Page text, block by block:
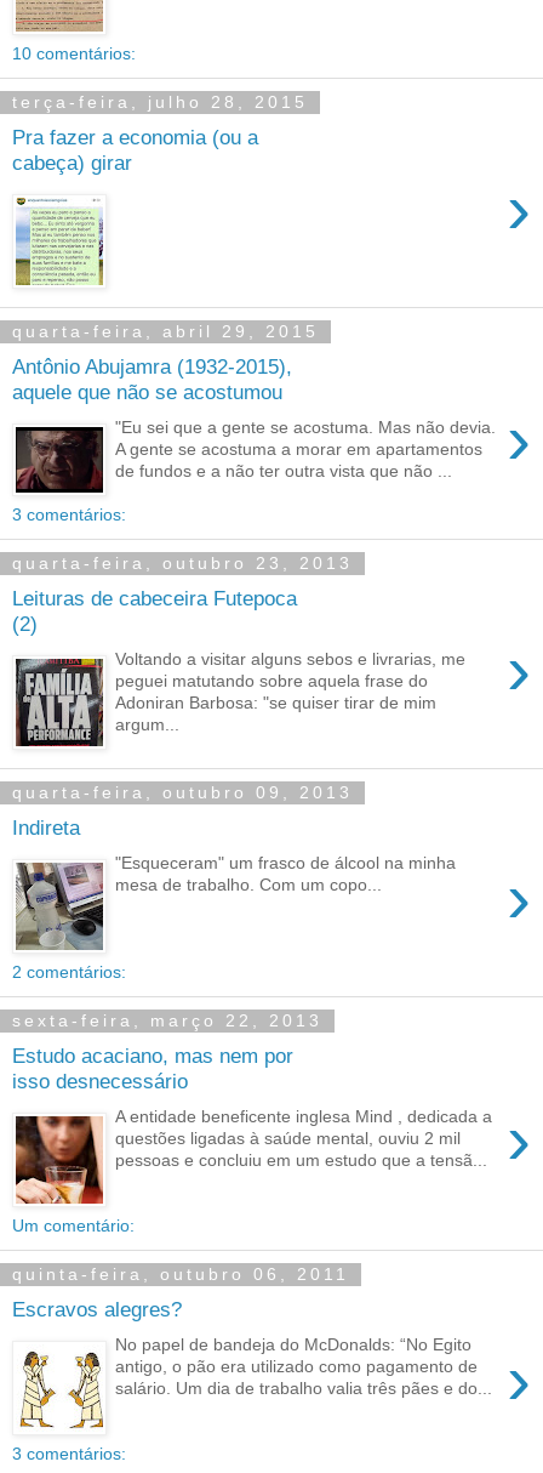
10 comentários:
terça-feira, julho 28, 2015
Pra fazer a economia (ou a
cabeça) girar
›
quarta-feira, abril 29, 2015
Antônio Abujamra (1932-2015),
aquele que não se acostumou
›
"Eu sei que a gente se acostuma. Mas não devia.
A gente se acostuma a morar em apartamentos
de fundos e a não ter outra vista que não ...
3 comentários:
quarta-feira, outubro 23, 2013
Leituras de cabeceira Futepoca
(2)
›
Voltando a visitar alguns sebos e livrarias, me
peguei matutando sobre aquela frase do
Adoniran Barbosa: "se quiser tirar de mim
argum...
quarta-feira, outubro 09, 2013
Indireta
›
"Esqueceram" um frasco de álcool na minha
mesa de trabalho. Com um copo...
2 comentários:
sexta-feira, março 22, 2013
Estudo acaciano, mas nem por
isso desnecessário
›
A entidade beneficente inglesa Mind , dedicada a
questões ligadas à saúde mental, ouviu 2 mil
pessoas e concluiu em um estudo que a tensã...
Um comentário:
quinta-feira, outubro 06, 2011
Escravos alegres?
›
No papel de bandeja do McDonalds: “No Egito
antigo, o pão era utilizado como pagamento de
salário. Um dia de trabalho valia três pães e do...
3 comentários: